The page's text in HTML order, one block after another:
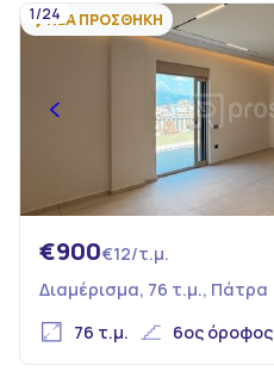
ΝΕΑ ΠΡΟΣΘΗΚΗ
1/24
€900€12/τ.μ.
Διαμέρισμα, 76 τ.μ., Πάτρα
76 τ.μ.
6ος όροφος